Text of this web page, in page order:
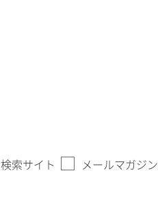
検索サイト メールマガジン